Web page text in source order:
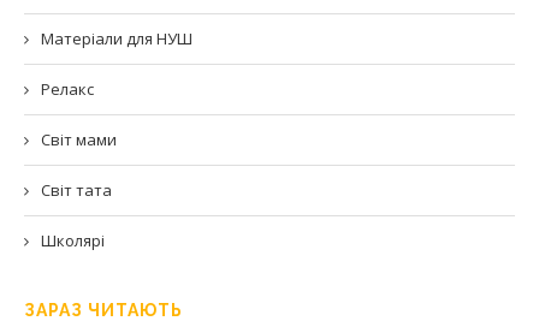
Матеріали для НУШ
Релакс
Світ мами
Світ тата
Школярі
ЗАРАЗ ЧИТАЮТЬ